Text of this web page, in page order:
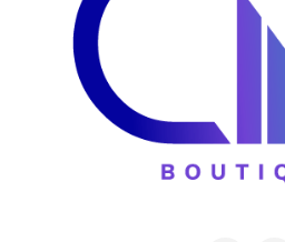
Multifonction
Imprimante